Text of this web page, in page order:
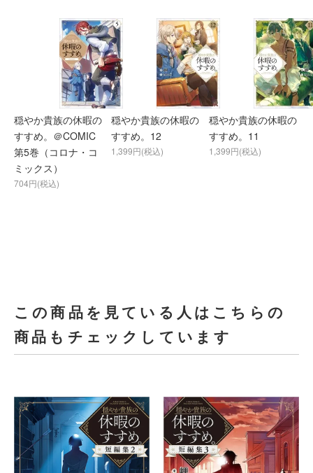
穏やか貴族の休暇の
すすめ。＠COMIC
第5巻（コロナ・コ
ミックス）
704円(税込)
穏やか貴族の休暇の
すすめ。12
1,399円(税込)
穏やか貴族の休暇の
すすめ。11
1,399円(税込)
この商品を見ている人はこちらの
商品もチェックしています